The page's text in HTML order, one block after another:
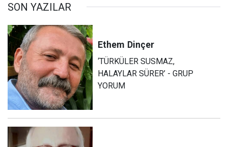
SON YAZILAR
Ethem Dinçer
‘TÜRKÜLER SUSMAZ,
HALAYLAR SÜRER’ - GRUP
YORUM